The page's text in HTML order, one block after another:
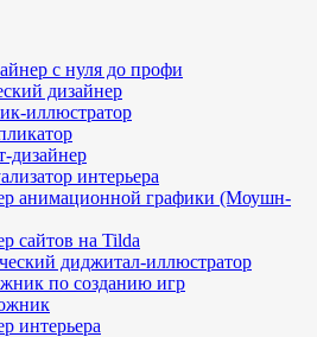
с нуля до профи
дизайнер
иллюстратор
дизайнер
интерьера
анимационной графики (Моушн-
сайтов на Tilda
диджитал-иллюстратор
по созданию игр
интерьера